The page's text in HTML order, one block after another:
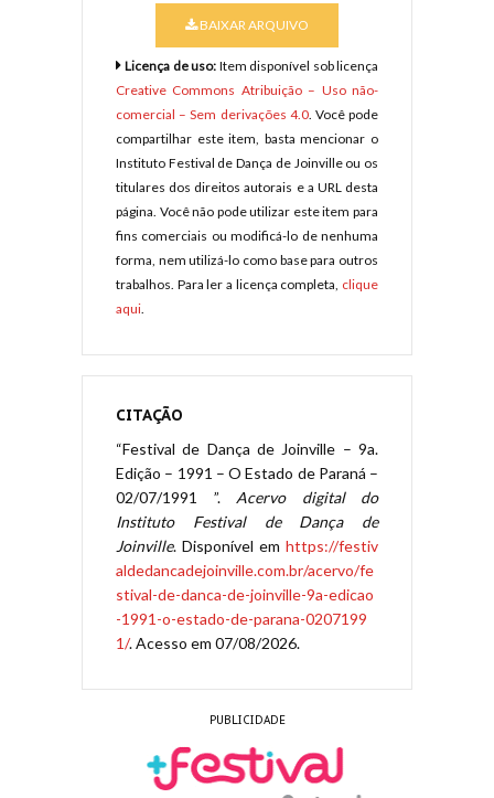
BAIXAR ARQUIVO
Licença de uso: Item disponível sob licença
Creative Commons Atribuição – Uso não-
comercial – Sem derivações 4.0. Você pode
compartilhar este item, basta mencionar o
Instituto Festival de Dança de Joinville ou os
titulares dos direitos autorais e a URL desta
página. Você não pode utilizar este item para
fins comerciais ou modificá-lo de nenhuma
forma, nem utilizá-lo como base para outros
trabalhos. Para ler a licença completa, clique
aqui.
CITAÇÃO
“Festival de Dança de Joinville – 9a.
Edição – 1991 – O Estado de Paraná –
02/07/1991 ”. Acervo digital do
Instituto Festival de Dança de
Joinville. Disponível em https://festiv
aldedancadejoinville.com.br/acervo/fe
stival-de-danca-de-joinville-9a-edicao
-1991-o-estado-de-parana-0207199
1/. Acesso em 07/08/2026.
PUBLICIDADE